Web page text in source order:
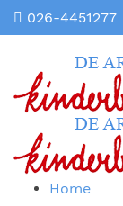
026-4451277
Home